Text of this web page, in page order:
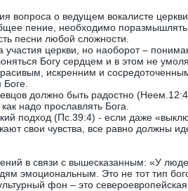
вопроса о ведущем вокалисте
пение, необходимо поразмышлять
песни любой сложности.
участия церкви, но наоборот –
Богу сердцем и в этом не
искренним и
должно быть радостно
надо прославлять Бога.
подход (Пс.39:4) - если даже
свои чувства, все равно должны
в связи с вышесказанным: «У
эмоциональным. Это не тот тип
фон – это